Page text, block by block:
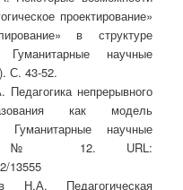
проектирование»
в структуре
научные
С. 43-52.
непрерывного
как модель
научные
№ 12. URL:
13555
Н.А. Педагогическая